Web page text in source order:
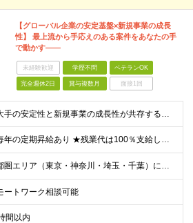
【グローバル企業の安定基盤×新規事業の成長
性】 最上流から手応えのある案件をあなたの手
で動かす――
未経験歓迎 学歴不問 ベテランOK
完全週休2日 賞与複数月 面接1回
【大手の安定性と新規事業の成長性が共存する場所で活躍しませんか？】 ・制御・組み込み領域での設計や開発実務経験 ★「今より上流の仕事にチャレンジしたい」という方も、 「管理＜モノづくり」を続けたいとい
★毎年の定期昇給あり ★残業代は100％支給します 月給30万円～73万円＋賞与年2回 ┗年収例：400万円～1000万円 ※経験・能力を考慮し規定により決定します ※試用期間6ヶ月あり（期間中の
首都圏エリア（東京・神奈川・埼玉・千葉）にて勤務いただきます。 【東京本社】 東京都千代田区紀尾井町4-1 ニューオータニガーデンコート21F ※(変更の範囲)上記を除く当社関連勤務地
ートワーク相談可能
間以内